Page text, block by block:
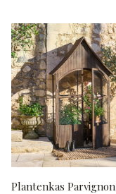
Plantenkas Parvignon